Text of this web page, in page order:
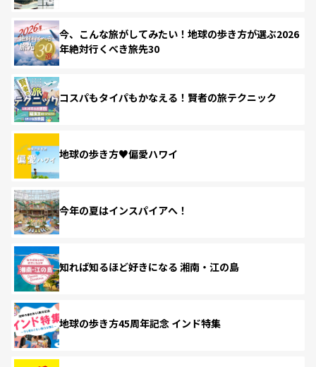
今、こんな旅がしてみたい！地球の歩き方が選ぶ2026
年絶対行くべき旅先30
コスパもタイパもかなえる！賢者の旅テクニック
地球の歩き方♥偏愛ハワイ
今年の夏はインスパイアへ！
知れば知るほど好きになる 湘南・江の島
地球の歩き方45周年記念 インド特集